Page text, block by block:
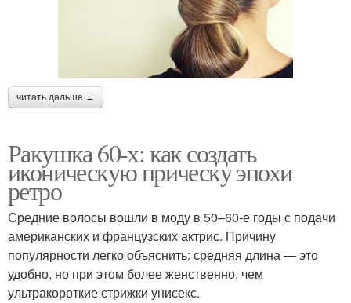
читать дальше →
Ракушка 60-х: как создать
иконическую прическу эпохи
ретро
Средние волосы вошли в моду в 50–60-е годы с подачи
американских и французских актрис. Причину
популярности легко объяснить: средняя длина — это
удобно, но при этом более женственно, чем
ультракороткие стрижки унисекс.